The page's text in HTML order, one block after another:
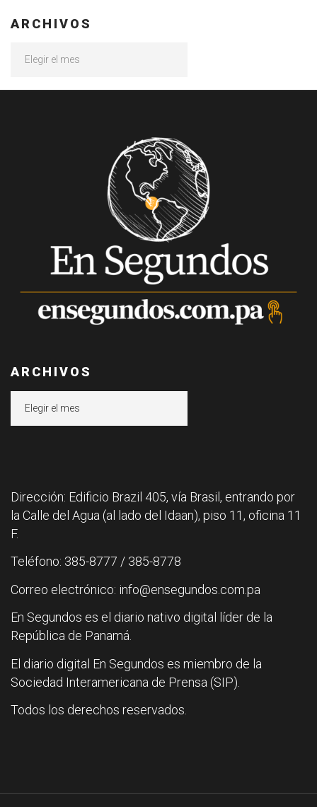
ARCHIVOS
ARCHIVOS
Dirección: Edificio Brazil 405, vía Brasil, entrando por
la Calle del Agua (al lado del Idaan), piso 11, oficina 11
F.
Teléfono: 385-8777 / 385-8778
Correo electrónico: info@ensegundos.com.pa
En Segundos es el diario nativo digital líder de la
República de Panamá.
El diario digital En Segundos es miembro de la
Sociedad Interamericana de Prensa (SIP).
Todos los derechos reservados.